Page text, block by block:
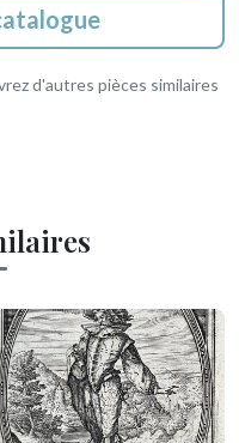
d'autres pièces similaires